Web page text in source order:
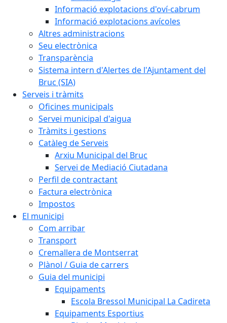
Informació explotacions d'oví-cabrum
Informació explotacions avícoles
Altres administracions
Seu electrònica
Transparència
Sistema intern d'Alertes de l'Ajuntament del
Bruc (SIA)
Serveis i tràmits
Oficines municipals
Servei municipal d'aigua
Tràmits i gestions
Catàleg de Serveis
Arxiu Municipal del Bruc
Servei de Mediació Ciutadana
Perfil de contractant
Factura electrònica
Impostos
El municipi
Com arribar
Transport
Cremallera de Montserrat
Plànol / Guia de carrers
Guia del municipi
Equipaments
Escola Bressol Municipal La Cadireta
Equipaments Esportius